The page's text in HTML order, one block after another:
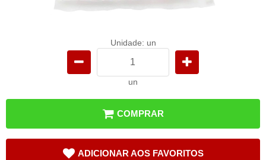
Unidade: un
un
COMPRAR
ADICIONAR AOS FAVORITOS